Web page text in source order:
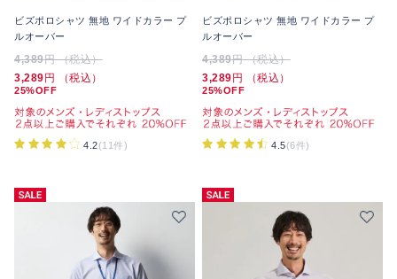
ビズポロシャツ 無地 ワイドカラー プ
ルオーバー
4,389円 （税込）
3,289円 （税込）
25%OFF
4.2(11件)
ビズポロシャツ 無地 ワイドカラー プ
ルオーバー
4,389円 （税込）
3,289円 （税込）
25%OFF
4.5(6件)